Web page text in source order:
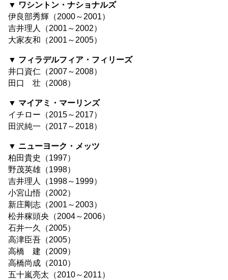
▼ ワシントン・ナショナルズ
伊良部秀輝（2000～2001）
吉井理人（2001～2002）
大家友和（2001～2005）
▼ フィラデルフィア・フィリーズ
井口資仁（2007～2008）
田口 壮（2008）
▼ マイアミ・マーリンズ
イチロー（2015～2017）
田沢純一（2017～2018）
▼ ニューヨーク・メッツ
柏田貴史（1997）
野茂英雄（1998）
吉井理人（1998～1999）
小宮山悟（2002）
新庄剛志（2001～2003）
松井稼頭央（2004～2006）
石井一久（2005）
高津臣吾（2005）
高橋 建（2009）
高橋尚成（2010）
五十嵐亮太（2010～2011）